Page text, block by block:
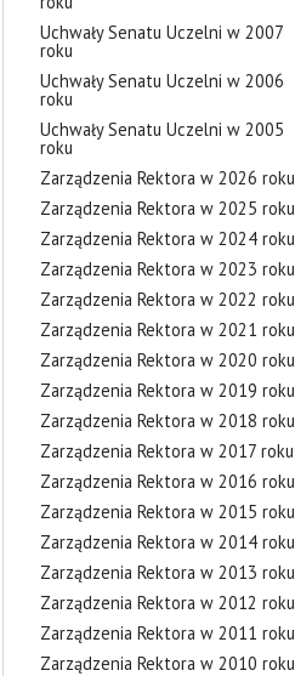
Uchwały Senatu Uczelni w 2007
roku
Uchwały Senatu Uczelni w 2006
roku
Uchwały Senatu Uczelni w 2005
roku
Zarządzenia Rektora w 2026 roku
Zarządzenia Rektora w 2025 roku
Zarządzenia Rektora w 2024 roku
Zarządzenia Rektora w 2023 roku
Zarządzenia Rektora w 2022 roku
Zarządzenia Rektora w 2021 roku
Zarządzenia Rektora w 2020 roku
Zarządzenia Rektora w 2019 roku
Zarządzenia Rektora w 2018 roku
Zarządzenia Rektora w 2017 roku
Zarządzenia Rektora w 2016 roku
Zarządzenia Rektora w 2015 roku
Zarządzenia Rektora w 2014 roku
Zarządzenia Rektora w 2013 roku
Zarządzenia Rektora w 2012 roku
Zarządzenia Rektora w 2011 roku
Zarządzenia Rektora w 2010 roku